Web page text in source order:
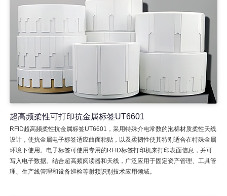
超高频柔性可打印抗金属标签UT6601
RFID超高频柔性抗金属标签UT6601，采用特殊介电常数的泡棉材质柔性天线
设计，使抗金属电子标签适应曲面粘贴，以及柔韧性使其特别适合在特殊金属
环境下使用。电子标签可使用专用的RFID标签打印机来打印表面信息，并可
写入电子数据。结合超高频阅读器和天线，广泛应用于固定资产管理、工具管
理、生产线管理和设备巡检等射频识别技术应用领域。